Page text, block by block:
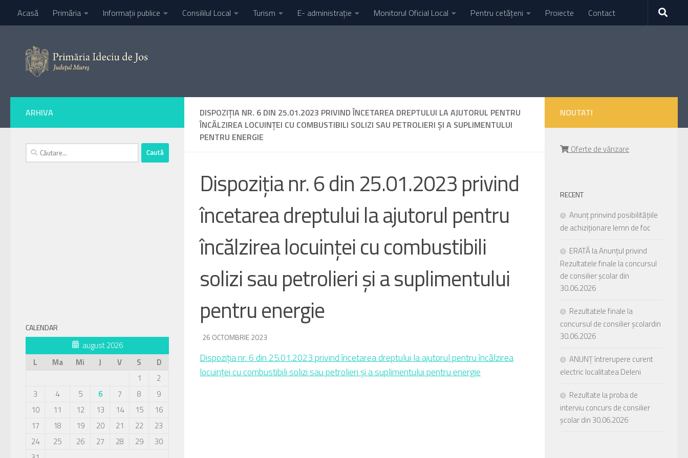
Skip to content
Acasă Primăria Informaţii publice Consililul Local Turism E- administrație Monitorul Oficial Local Pentru cetățeni Proiecte Contact
DISPOZIȚIA NR. 6 DIN 25.01.2023 PRIVIND ÎNCETAREA DREPTULUI LA AJUTORUL PENTRU
ÎNCĂLZIREA LOCUINȚEI CU COMBUSTIBILI SOLIZI SAU PETROLIERI ȘI A SUPLIMENTULUI
PENTRU ENERGIE
Dispoziția nr. 6 din 25.01.2023 privind
încetarea dreptului la ajutorul pentru
încălzirea locuinței cu combustibili
solizi sau petrolieri și a suplimentului
pentru energie
DE·
26 OCTOMBRIE 2023
Dispoziția nr. 6 din 25.01.2023 privind încetarea dreptului la ajutorul pentru încălzirea
locuinței cu combustibili solizi sau petrolieri și a suplimentului pentru energie
ARHIVA
Caută
după:
CALENDAR
august 2026
L
Ma Mi J V S
D
1
2
3
4 5 6 7 8
9
10
11 12 13 14 15
16
17
18 19 20 21 22
23
24
25 26 27 28 29
30
NOUTATI
Oferte de vânzare
RECENT
Anunț prinvind posibilitățiile
de achiziționare lemn de foc
ERATĂ la Anunțul privind
Rezultatele finale la concursul
de consilier școlar din
30.06.2026
Rezultatele finale la
concursul de consilier școlardin
30.06.2026
ANUNȚ întrerupere curent
electric localitatea Deleni
Rezultate la proba de
interviu concurs de consilier
școlar din 30.06.2026